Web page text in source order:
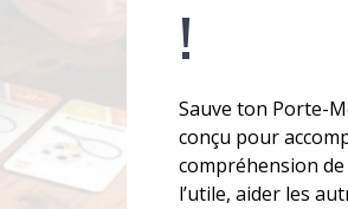
!
Sauve ton Porte-
conçu pour
compréhension
l’utile, aider les